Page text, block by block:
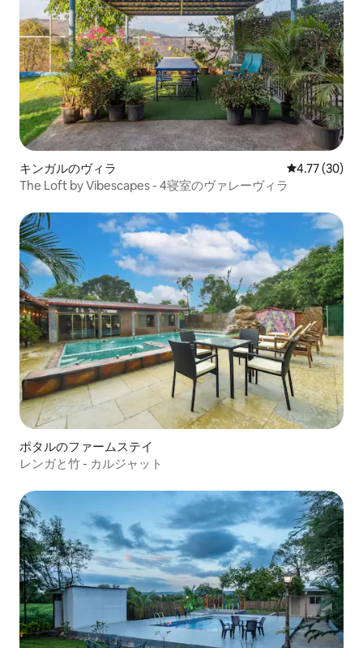
キンガルのヴィラ レビュー30
4.77 (30)
The Loft by Vibescapes - 4寝室のヴァレーヴィラ
ポタルのファームステイ
レンガと竹 - カルジャット